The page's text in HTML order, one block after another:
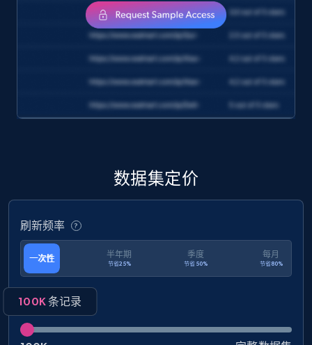
Target
eCommerce
1.3K+ 176+
Amazon Walmart
URL, Title amazon, Seller name amazon, Brand
数据集定价
刷新频率
一次性 半年期
节省25%
季度
节省50%
每月
节省80%
100K条记录